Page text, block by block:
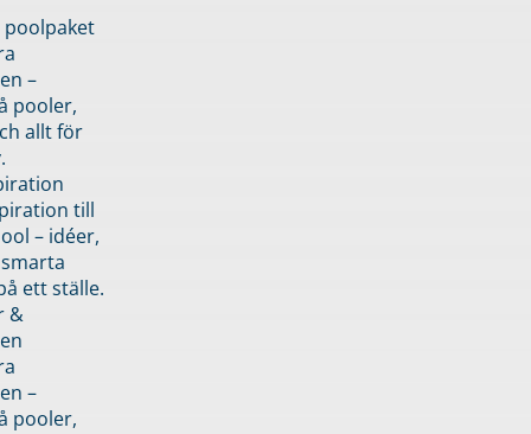
–
pooler,
allt för
till
– idéer,
ett ställe.
&
–
pooler,